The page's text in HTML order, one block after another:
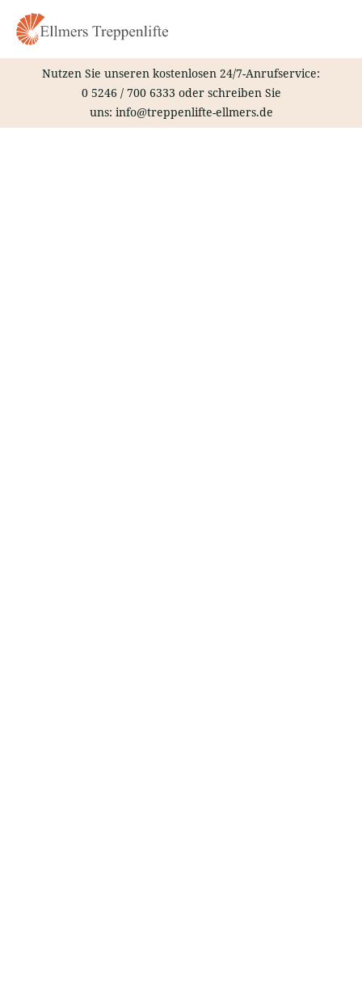
Inhalt
springen
Nutzen Sie unseren kostenlosen 24/7-Anrufservice:
0 5246 / 700 6333 oder schreiben Sie
uns: info@treppenlifte-ellmers.de